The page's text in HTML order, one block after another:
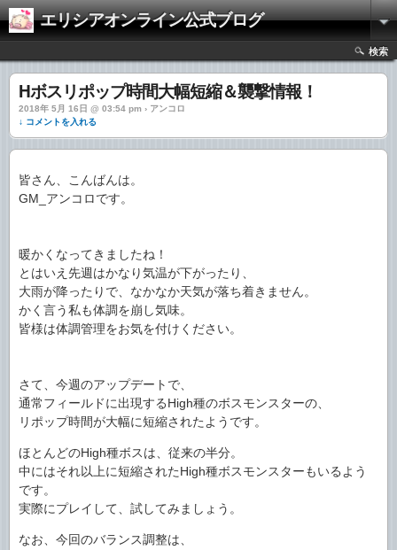
エリシアオンライン公式ブログ
検索
Hボスリポップ時間大幅短縮＆襲撃情報！
2018年 5月 16日 @ 03:54 pm › アンコロ
↓ コメントを入れる
皆さん、こんばんは。
GM_アンコロです。
暖かくなってきましたね！
とはいえ先週はかなり気温が下がったり、
大雨が降ったりで、なかなか天気が落ち着きません。
かく言う私も体調を崩し気味。
皆様は体調管理をお気を付けください。
さて、今週のアップデートで、
通常フィールドに出現するHigh種のボスモンスターの、
リポップ時間が大幅に短縮されたようです。
ほとんどのHigh種ボスは、従来の半分。
中にはそれ以上に短縮されたHigh種ボスモンスターもいるよう
です。
実際にプレイして、試してみましょう。
なお、今回のバランス調整は、